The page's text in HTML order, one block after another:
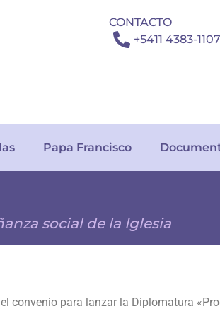
CONTACTO
+5411 4383-1107
Papa Francisco
social de la Iglesia
convenio para lanzar la Diplomatura